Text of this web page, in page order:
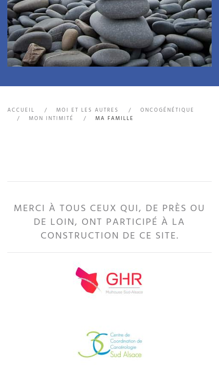
ACCUEIL MOI ET LES AUTRES
ONCOGÉNÉTIQUE
MON INTIMITÉ
MA FAMILLE
MERCI À TOUS CEUX QUI, DE PRÈS OU
DE LOIN, ONT PARTICIPÉ À LA
CONSTRUCTION DE CE SITE.